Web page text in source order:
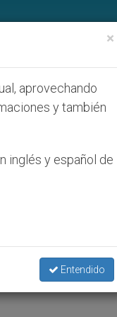
en Tierra Santa
×
aprovechando
y también
inglés y español de
Entendido